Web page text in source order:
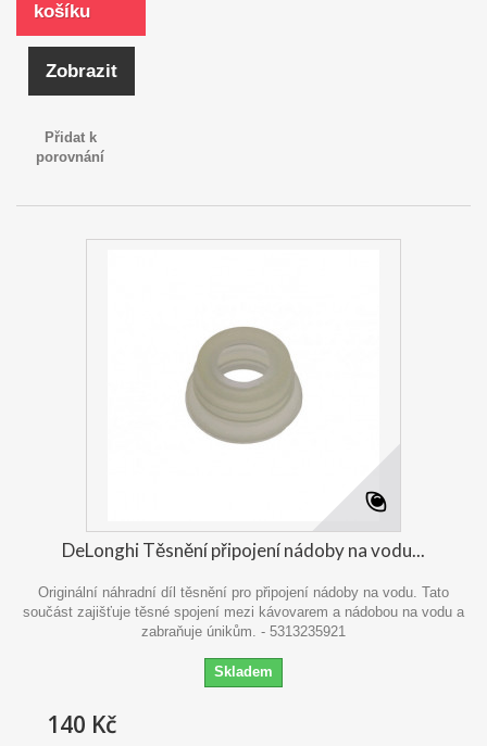
košíku
Zobrazit
Přidat k
porovnání
DeLonghi Těsnění připojení nádoby na vodu...
Originální náhradní díl těsnění pro připojení nádoby na vodu. Tato
součást zajišťuje těsné spojení mezi kávovarem a nádobou na vodu a
zabraňuje únikům. - 5313235921
Skladem
140 Kč